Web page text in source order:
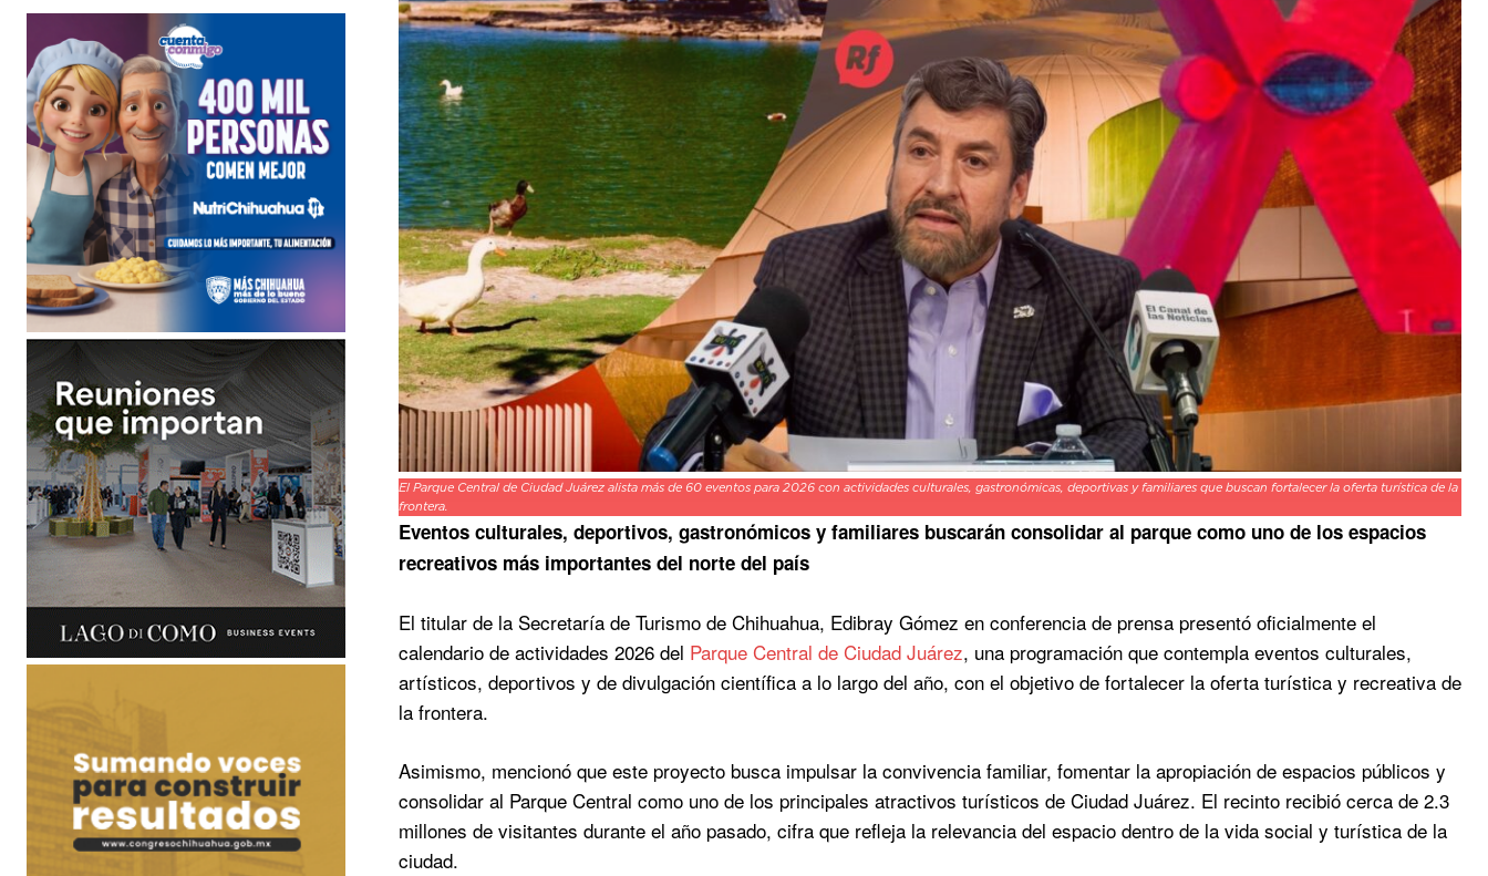
El Parque Central de Ciudad Juárez alista más de 60 eventos para 2026 con actividades culturales, gastronómicas, deportivas y familiares que buscan fortalecer la oferta turística de la
frontera.
Eventos culturales, deportivos, gastronómicos y familiares buscarán consolidar al parque como uno de los espacios
recreativos más importantes del norte del país
El titular de la Secretaría de Turismo de Chihuahua, Edibray Gómez en conferencia de prensa presentó oficialmente el
calendario de actividades 2026 del Parque Central de Ciudad Juárez, una programación que contempla eventos culturales,
artísticos, deportivos y de divulgación científica a lo largo del año, con el objetivo de fortalecer la oferta turística y recreativa de
la frontera.
Asimismo, mencionó que este proyecto busca impulsar la convivencia familiar, fomentar la apropiación de espacios públicos y
consolidar al Parque Central como uno de los principales atractivos turísticos de Ciudad Juárez. El recinto recibió cerca de 2.3
millones de visitantes durante el año pasado, cifra que refleja la relevancia del espacio dentro de la vida social y turística de la
ciudad.